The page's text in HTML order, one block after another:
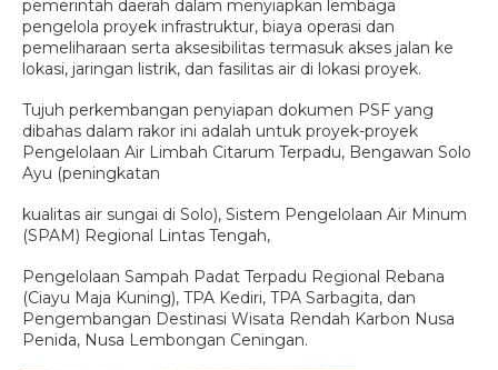
pemerintah daerah dalam menyiapkan lembaga
pengelola proyek infrastruktur, biaya operasi dan
pemeliharaan serta aksesibilitas termasuk akses jalan ke
lokasi, jaringan listrik, dan fasilitas air di lokasi proyek.
Tujuh perkembangan penyiapan dokumen PSF yang
dibahas dalam rakor ini adalah untuk proyek-proyek
Pengelolaan Air Limbah Citarum Terpadu, Bengawan Solo
Ayu (peningkatan
kualitas air sungai di Solo), Sistem Pengelolaan Air Minum
(SPAM) Regional Lintas Tengah,
Pengelolaan Sampah Padat Terpadu Regional Rebana
(Ciayu Maja Kuning), TPA Kediri, TPA Sarbagita, dan
Pengembangan Destinasi Wisata Rendah Karbon Nusa
Penida, Nusa Lembongan Ceningan.